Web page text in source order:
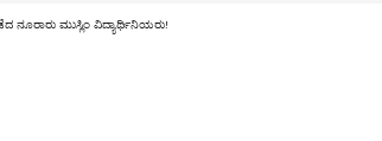
ಮುಸ್ಲಿಂ ವಿದ್ಯಾರ್ಥಿನಿಯರು!